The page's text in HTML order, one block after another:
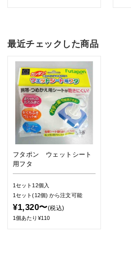
最近チェックした商品
フタポン ウェットシート
用フタ
1セット12個入
1セット(12個)から注文可能
¥1,320〜(税込)
1個あたり¥110